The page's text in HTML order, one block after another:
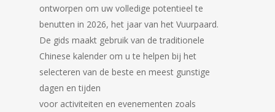
ontworpen om uw volledige potentieel te
benutten in 2026, het jaar van het Vuurpaard.
De gids maakt gebruik van de traditionele
Chinese kalender om u te helpen bij het
selecteren van de beste en meest gunstige
dagen en tijden
voor activiteiten en evenementen zoals